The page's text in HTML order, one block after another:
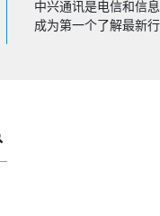
中兴通讯是电信和信
成为第一个了解最新